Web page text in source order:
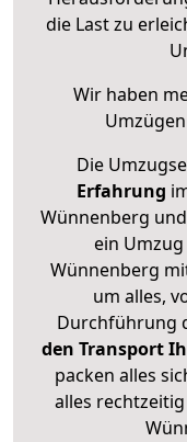
die Last zu
Wir haben
Die
Erfahrung
Wünnenberg
ein
Wünnenberg
um alles,
Durchführung
den Transport
packen alles
alles